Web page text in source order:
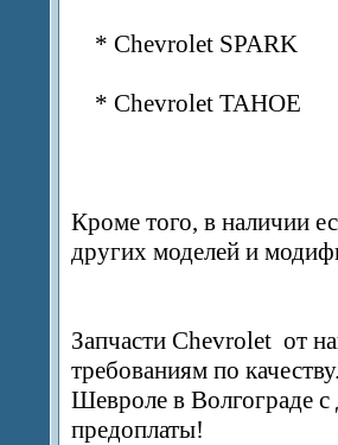
* Chevrolet SPARK
* Chevrolet TAHOE
Кроме того, в наличии
других моделей и
Запчасти Chevrolet от
требованиям по
Шевроле в Волгограде
предоплаты!